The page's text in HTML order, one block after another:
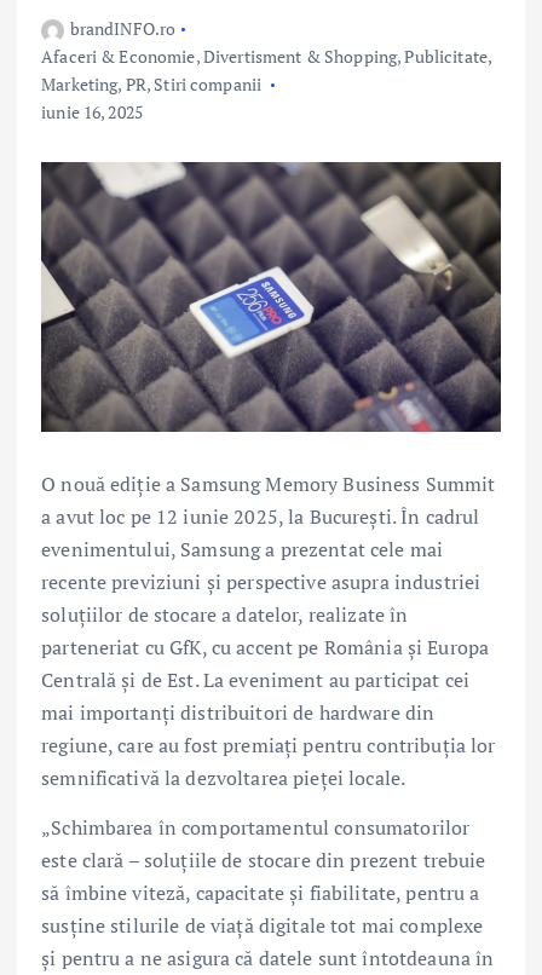
brandINFO.ro
Afaceri & Economie,Divertisment & Shopping,Publicitate,
Marketing, PR, Stiri companii
iunie 16, 2025
O nouă ediție a Samsung Memory Business Summit
a avut loc pe 12 iunie 2025, la București. În cadrul
evenimentului, Samsung a prezentat cele mai
recente previziuni și perspective asupra industriei
soluțiilor de stocare a datelor, realizate în
parteneriat cu GfK, cu accent pe România și Europa
Centrală și de Est. La eveniment au participat cei
mai importanți distribuitori de hardware din
regiune, care au fost premiați pentru contribuția lor
semnificativă la dezvoltarea pieței locale.
„Schimbarea în comportamentul consumatorilor
este clară – soluțiile de stocare din prezent trebuie
să îmbine viteză, capacitate și fiabilitate, pentru a
susține stilurile de viață digitale tot mai complexe
și pentru a ne asigura că datele sunt întotdeauna în